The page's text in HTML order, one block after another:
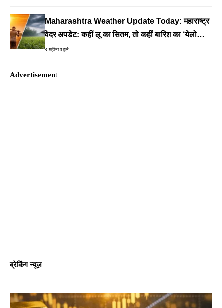
Maharashtra Weather Update Today: महाराष्ट्र
वेदर अपडेट: कहीं लू का सितम, तो कहीं बारिश का ‘येलो
अलर्ट’
3 महीना पहले
Advertisement
ब्रेकिंग न्यूज़